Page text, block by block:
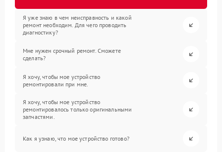
Я уже знаю в чем неисправность и какой
ремонт необходим. Для чего проводить
диагностику?
Мне нужен срочный ремонт. Сможете
сделать?
Я хочу, чтобы мое устройство
ремонтировали при мне.
Я хочу, чтобы мое устройство
ремонтировалось только оригинальными
запчастями.
Как я узнаю, что мое устройство готово?